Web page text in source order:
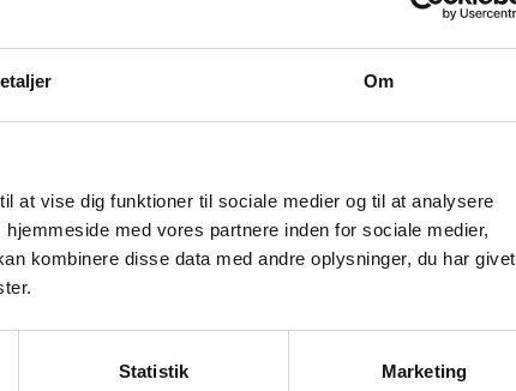
Om
at vise dig funktioner til sociale medier og til at analysere
med vores partnere inden for sociale medier,
kombinere disse data med andre oplysninger, du har givet
Statistik Marketing